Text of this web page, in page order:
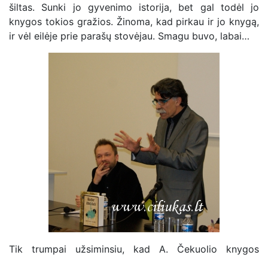
šiltas. Sunki jo gyvenimo istorija, bet gal todėl jo
knygos tokios gražios. Žinoma, kad pirkau ir jo knygą,
ir vėl eilėje prie parašų stovėjau. Smagu buvo, labai…
Tik trumpai užsiminsiu, kad A. Čekuolio knygos